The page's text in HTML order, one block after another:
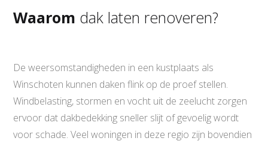
Waarom dak laten renoveren?
De weersomstandigheden in een kustplaats als
Winschoten kunnen daken flink op de proef stellen.
Windbelasting, stormen en vocht uit de zeelucht zorgen
ervoor dat dakbedekking sneller slijt of gevoelig wordt
voor schade. Veel woningen in deze regio zijn bovendien